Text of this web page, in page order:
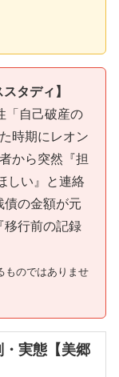
タディ】
「自己破産の
時期にレオン
から突然『担
しい』と連絡
債の金額が元
移行前の記録
ものではありませ
実態【美郷